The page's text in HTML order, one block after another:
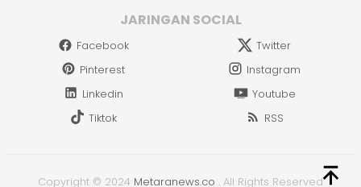
JARINGAN SOCIAL
Facebook
Twitter
Pinterest
Instagram
Linkedin
Youtube
Tiktok
RSS
Copyright © 2024 Metaranews.co . All Rights Reserved